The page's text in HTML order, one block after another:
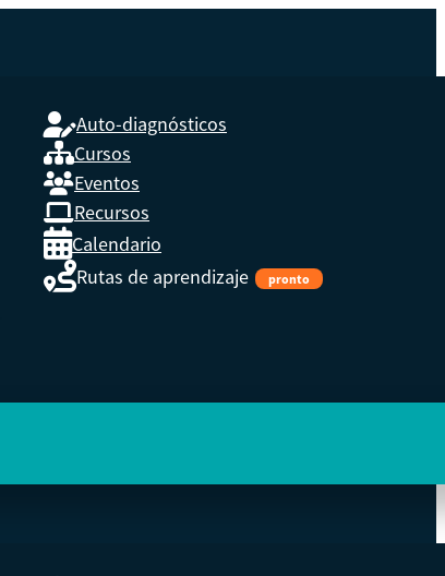
Auto-diagnósticos
Cursos
Eventos
Recursos
Calendario
Rutas de aprendizaje
pronto